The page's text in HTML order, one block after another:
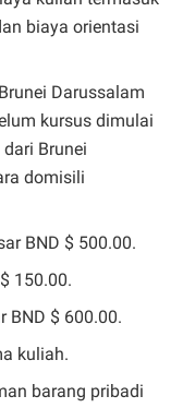
biaya orientasi
Darussalam
kursus dimulai
Brunei
domisili
BND $ 500.00.
150.00.
BND $ 600.00.
kuliah.
barang pribadi